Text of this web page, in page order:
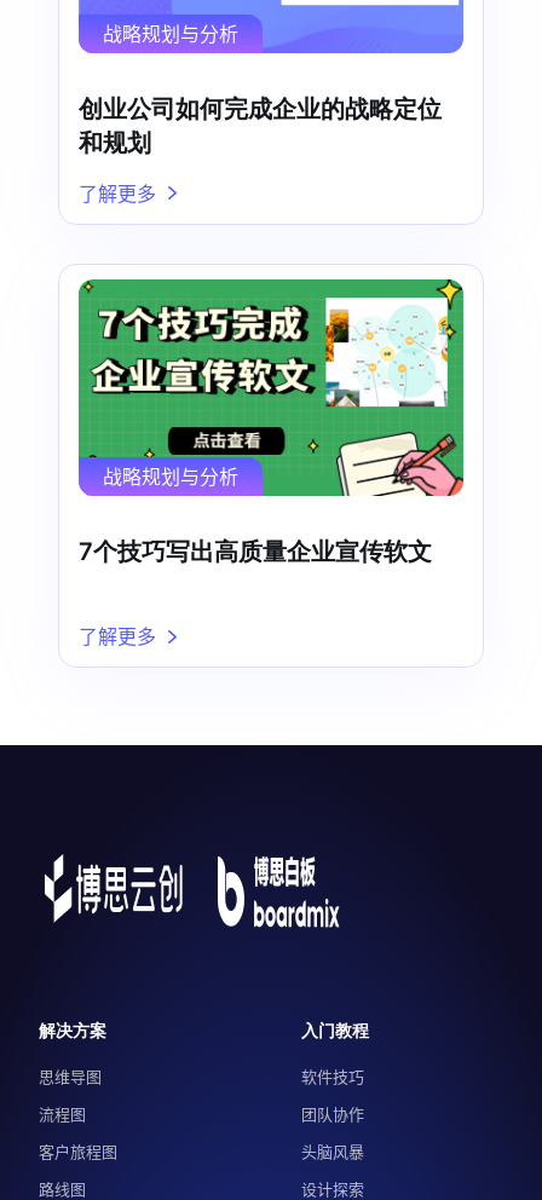
战略规划与分析
创业公司如何完成企业的战略定位
和规划
了解更多
战略规划与分析
7个技巧写出高质量企业宣传软文
了解更多
解决方案
思维导图
流程图
客户旅程图
路线图
入门教程
软件技巧
团队协作
头脑风暴
设计探索